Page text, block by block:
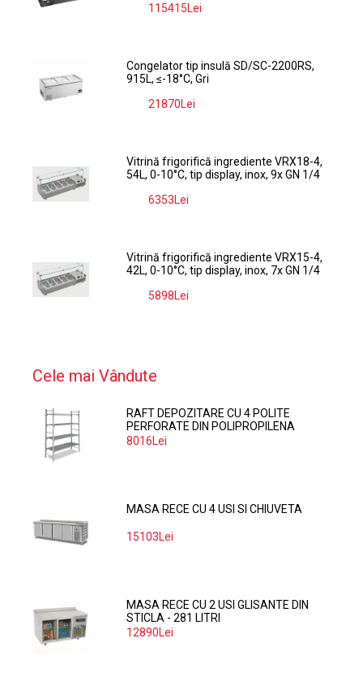
115415Lei
Congelator tip insulă SD/SC-2200RS,
915L, ≤-18°C, Gri
21870Lei
Vitrină frigorifică ingrediente VRX18-4,
54L, 0-10°C, tip display, inox, 9x GN 1/4
6353Lei
Vitrină frigorifică ingrediente VRX15-4,
42L, 0-10°C, tip display, inox, 7x GN 1/4
5898Lei
Cele mai Vândute
RAFT DEPOZITARE CU 4 POLITE
PERFORATE DIN POLIPROPILENA
374*60 CM
8016Lei
MASA RECE CU 4 USI SI CHIUVETA
15103Lei
MASA RECE CU 2 USI GLISANTE DIN
STICLA - 281 LITRI
12890Lei